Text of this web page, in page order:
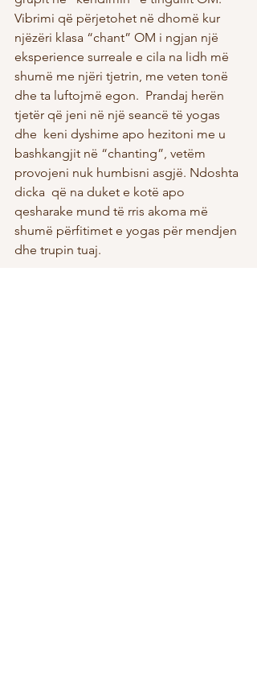
Vibrimi që përjetohet në dhomë kur
njëzëri klasa “chant” OM i ngjan një
eksperience surreale e cila na lidh më
shumë me njëri tjetrin, me veten tonë
dhe ta luftojmë egon.  Prandaj herën
tjetër që jeni në një seancë të yogas
dhe  keni dyshime apo hezitoni me u
bashkangjit në “chanting”, vetëm
provojeni nuk humbisni asgjë. Ndoshta
dicka  që na duket e kotë apo
qesharake mund të rris akoma më
shumë përfitimet e yogas për mendjen
dhe trupin tuaj.